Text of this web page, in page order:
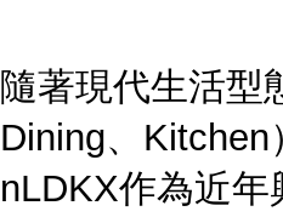
隨著現代生活型
Dining、
nLDKX作為近